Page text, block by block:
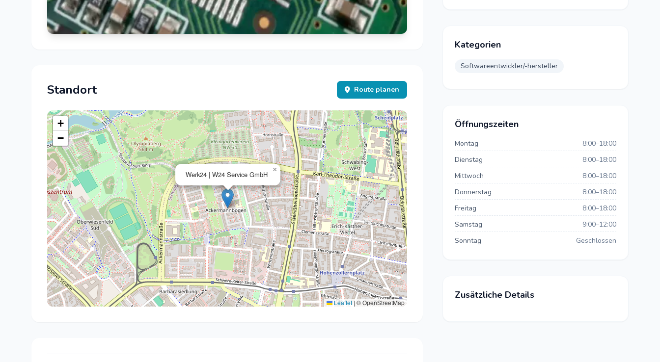
Standort Route planen
Werk24 | W24 Service GmbH
×
+
−
Leaflet | © OpenStreetMap
Kategorien
Softwareentwickler/-hersteller
Öffnungszeiten
Montag
8:00–18:00
Dienstag
8:00–18:00
Mittwoch
8:00–18:00
Donnerstag
8:00–18:00
Freitag
8:00–18:00
Samstag
9:00–12:00
Sonntag
Geschlossen
Zusätzliche Details